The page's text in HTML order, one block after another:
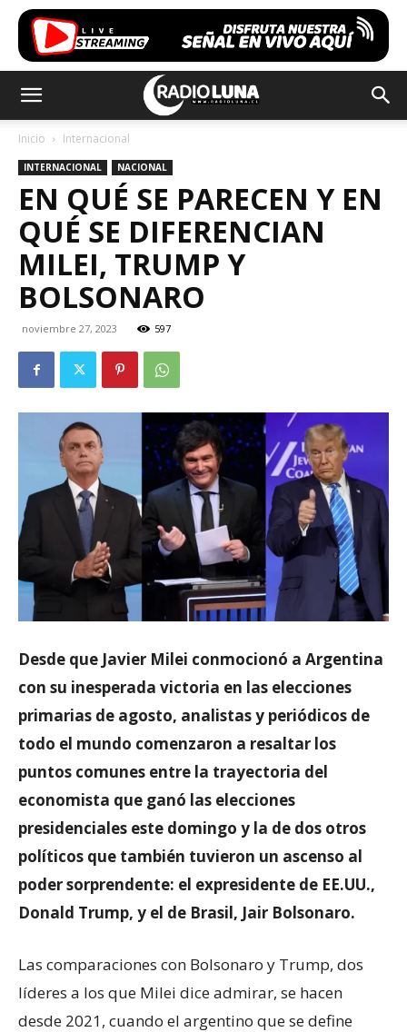
Inicio Internacional
INTERNACIONAL NACIONAL
EN QUÉ SE PARECEN Y EN
QUÉ SE DIFERENCIAN
MILEI, TRUMP Y
BOLSONARO
noviembre 27, 2023 597
Desde que Javier Milei conmocionó a Argentina
con su inesperada victoria en las elecciones
primarias de agosto, analistas y periódicos de
todo el mundo comenzaron a resaltar los
puntos comunes entre la trayectoria del
economista que ganó las elecciones
presidenciales este domingo y la de dos otros
políticos que también tuvieron un ascenso al
poder sorprendente: el expresidente de EE.UU.,
Donald Trump, y el de Brasil, Jair Bolsonaro.
Las comparaciones con Bolsonaro y Trump, dos
líderes a los que Milei dice admirar, se hacen
desde 2021, cuando el argentino que se define